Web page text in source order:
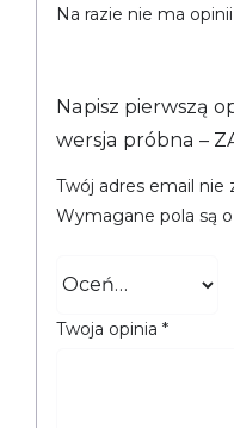
Na razie nie ma
Napisz pierwszą
wersja próbna –
Twój adres email nie
Wymagane pola są
Twoja opinia *